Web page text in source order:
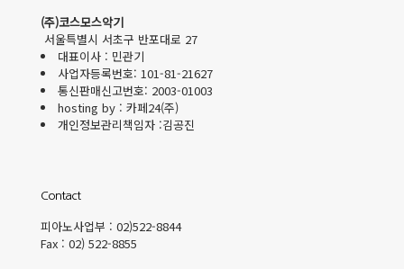
(주)코스모스악기
서울특별시 서초구 반포대로 27
대표이사 : 민관기
사업자등록번호: 101-81-21627
통신판매신고번호: 2003-01003
hosting by : 카페24(주)
개인정보관리책임자 :김공진
Contact
피아노사업부 : 02)522-8844
Fax : 02) 522-8855